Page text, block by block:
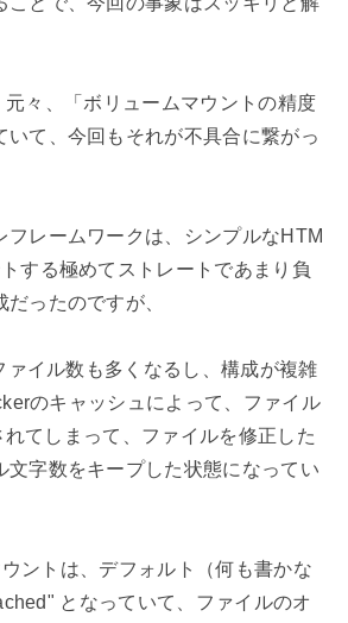
々、「ボリュームマウントの精度
いて、今回もそれが不具合に繋がっ
フレームワークは、シンプルなHTM
する極めてストレートであまり負
ったのですが、
イル数も多くなるし、構成が複雑
のキャッシュによって、ファイル
てしまって、ファイルを修正した
文字数をキープした状態になってい
ントは、デフォルト（何も書かな
となっていて、ファイルのオ